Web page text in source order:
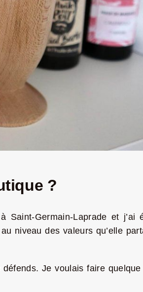
?
Saint-Germain-Laprade et j’ai
niveau des valeurs qu’elle
Je voulais faire